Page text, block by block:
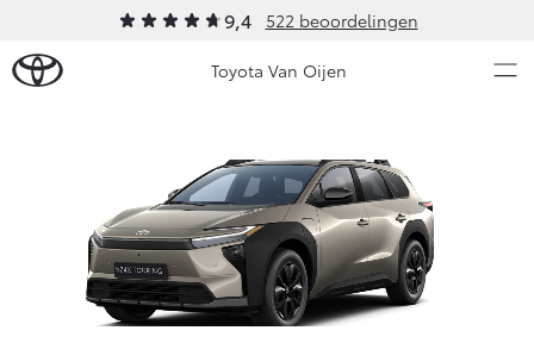
9,4 522 beoordelingen
Toyota Van Oijen
Ons bedrijf
Ons bedrijf
Modellen
Aygo X
HYBRIDE
Yaris
HYBRIDE
Occasions